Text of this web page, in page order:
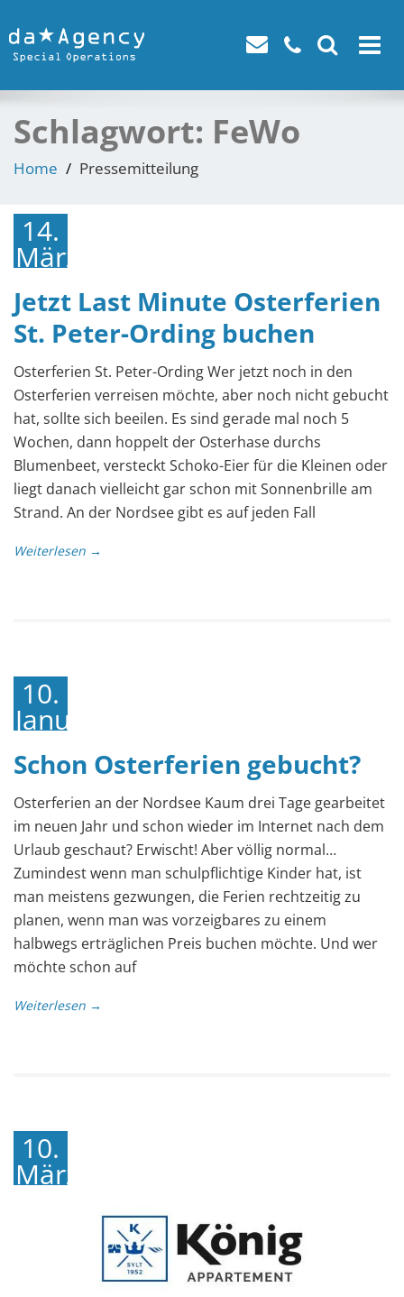
Toggle
Schlagwort: FeWo
Home Pressemitteilung
14.
März
Jetzt Last Minute Osterferien
St. Peter-Ording buchen
Osterferien St. Peter-Ording Wer jetzt noch in den
Osterferien verreisen möchte, aber noch nicht gebucht
hat, sollte sich beeilen. Es sind gerade mal noch 5
Wochen, dann hoppelt der Osterhase durchs
Blumenbeet, versteckt Schoko-Eier für die Kleinen oder
liegt danach vielleicht gar schon mit Sonnenbrille am
Strand. An der Nordsee gibt es auf jeden Fall
Weiterlesen →
10.
Januar
2019
Schon Osterferien gebucht?
Osterferien an der Nordsee Kaum drei Tage gearbeitet
im neuen Jahr und schon wieder im Internet nach dem
Urlaub geschaut? Erwischt! Aber völlig normal…
Zumindest wenn man schulpflichtige Kinder hat, ist
man meistens gezwungen, die Ferien rechtzeitig zu
planen, wenn man was vorzeigbares zu einem
halbwegs erträglichen Preis buchen möchte. Und wer
möchte schon auf
Weiterlesen →
10.
März